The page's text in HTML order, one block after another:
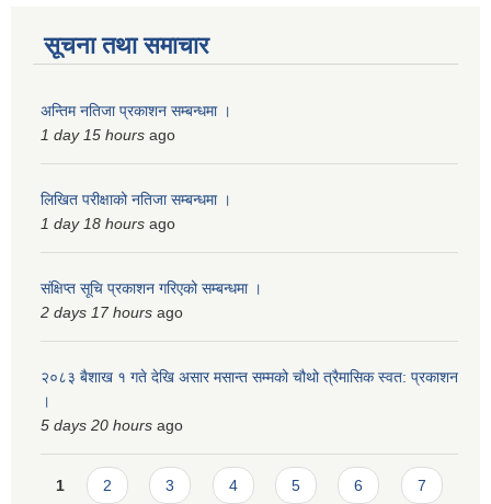
सूचना तथा समाचार
अन्तिम नतिजा प्रकाशन सम्बन्धमा ।
1 day 15 hours ago
लिखित परीक्षाको नतिजा सम्बन्धमा ।
1 day 18 hours ago
संक्षिप्त सूचि प्रकाशन गरिएको सम्बन्धमा ।
2 days 17 hours ago
२०८३ बैशाख १ गते देखि असार मसान्त सम्मको चौथो त्रैमासिक स्वत: प्रकाशन
।
5 days 20 hours ago
Pages
1 2 3 4 5 6 7